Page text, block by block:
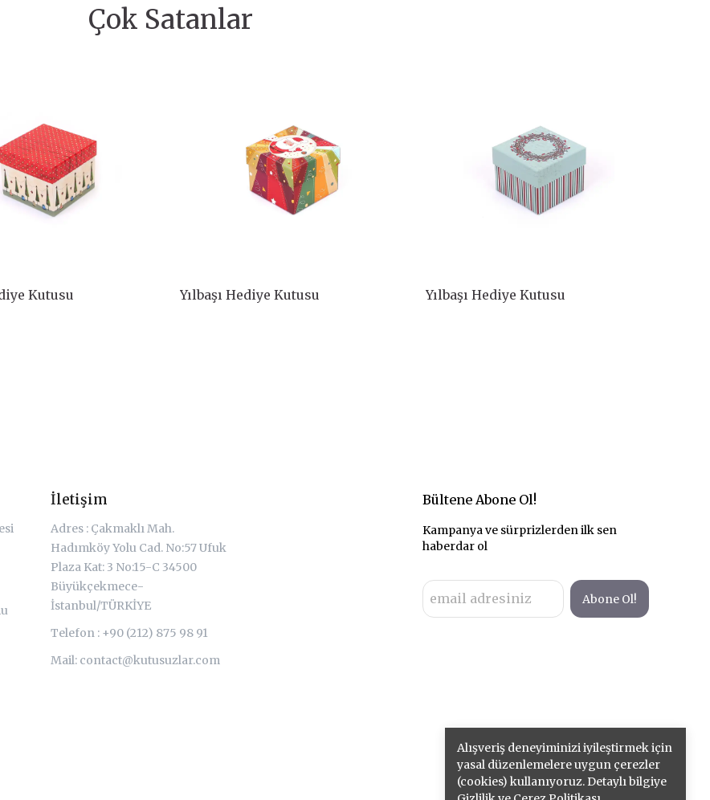
Alışveriş deneyiminizi iyileştirmek için
yasal düzenlemelere uygun çerezler
(cookies) kullanıyoruz. Detaylı bilgiye
Çok Satanlar
Kutusu Yılbaşı Hediye Kutusu Yılbaşı Hediye Kutusu
İletişim
Adres : Çakmaklı Mah.
Hadımköy Yolu Cad. No:57 Ufuk
Plaza Kat: 3 No:15-C 34500
Büyükçekmece-
İstanbul/TÜRKİYE
Telefon : +90 (212) 875 98 91
Mail: contact@kutusuzlar.com
Bültene Abone Ol!
Kampanya ve sürprizlerden ilk sen
haberdar ol
Abone Ol!